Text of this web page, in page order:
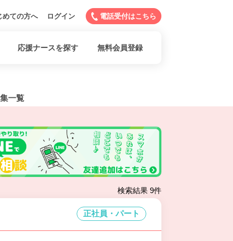
めての方へ ログイン 電話受付はこちら
応援ナースを探す 無料会員登録
一覧
検索結果 9件
正社員・パート